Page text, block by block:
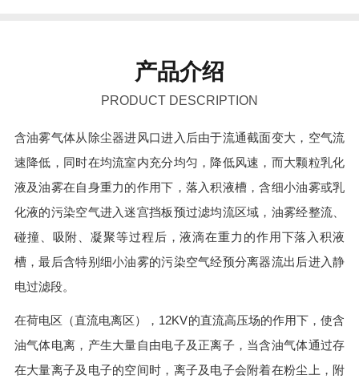
产品介绍
PRODUCT DESCRIPTION
含油雾气体从除尘器进风口进入后由于流通截面变大，空气流
速降低，同时在均流室内充分均匀，降低风速，而大颗粒乳化
液及油雾在自身重力的作用下，落入积液槽，含细小油雾或乳
化液的污染空气进入迷宫挡板预过滤均流区域，油雾经整流、
碰撞、吸附、凝聚等过程后，液滴在重力的作用下落入积液
槽，最后含特别细小油雾的污染空气经预分离器流出后进入静
电过滤段。
在荷电区（直流电离区），12KV的直流高压场的作用下，使含
油气体电离，产生大量自由电子及正离子，当含油气体通过存
在大量离子及电子的空间时，离子及电子会附着在粉尘上，附